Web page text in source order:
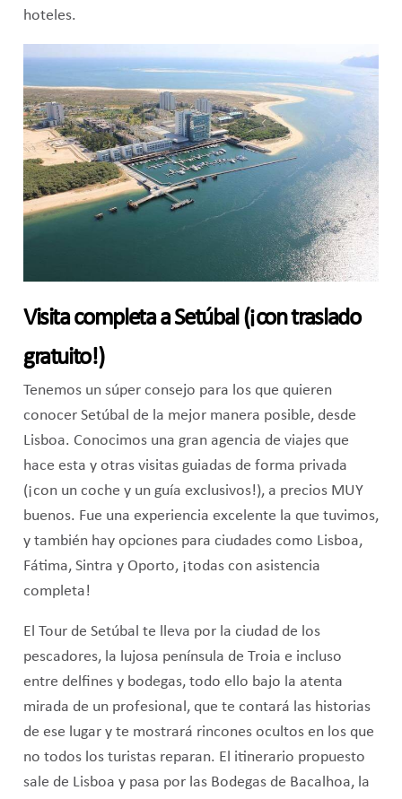
hoteles.
Visita completa a Setúbal (¡con traslado
gratuito!)
Tenemos un súper consejo para los que quieren
conocer Setúbal de la mejor manera posible, desde
Lisboa. Conocimos una gran agencia de viajes que
hace esta y otras visitas guiadas de forma privada
(¡con un coche y un guía exclusivos!), a precios MUY
buenos. Fue una experiencia excelente la que tuvimos,
y también hay opciones para ciudades como Lisboa,
Fátima, Sintra y Oporto, ¡todas con asistencia
completa!
El Tour de Setúbal te lleva por la ciudad de los
pescadores, la lujosa península de Troia e incluso
entre delfines y bodegas, todo ello bajo la atenta
mirada de un profesional, que te contará las historias
de ese lugar y te mostrará rincones ocultos en los que
no todos los turistas reparan. El itinerario propuesto
sale de Lisboa y pasa por las Bodegas de Bacalhoa, la